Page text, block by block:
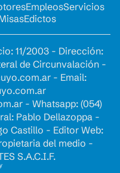
EmpleosServicios
Edictos
11/2003 - Dirección:
de Circunvalación -
- Email:
- Whatsapp: (054)
Pablo Dellazoppa -
Castillo - Editor Web:
del medio -
S.A.C.I.F.